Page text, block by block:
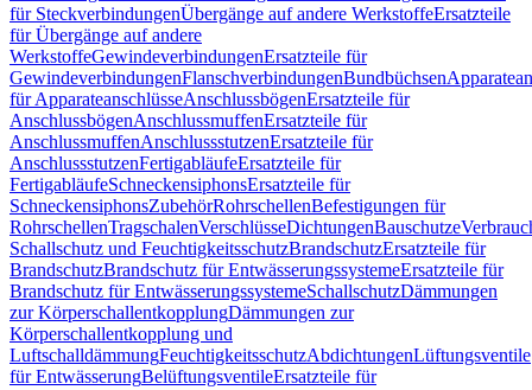
für SteckverbindungenÜbergänge auf andere WerkstoffeErsatzteile
für Übergänge auf andere
WerkstoffeGewindeverbindungenErsatzteile für
GewindeverbindungenFlanschverbindungenBundbüchsen
für ApparateanschlüsseAnschlussbögenErsatzteile für
AnschlussbögenAnschlussmuffenErsatzteile für
AnschlussmuffenAnschlussstutzenErsatzteile für
AnschlussstutzenFertigabläufeErsatzteile für
FertigabläufeSchneckensiphonsErsatzteile für
SchneckensiphonsZubehörRohrschellenBefestigungen für
RohrschellenTragschalenVerschlüsseDichtungenBauschutze
Schallschutz und FeuchtigkeitsschutzBrandschutzErsatzteile für
BrandschutzBrandschutz für EntwässerungssystemeErsatzteile für
Brandschutz für EntwässerungssystemeSchallschutzDämmungen
zur KörperschallentkopplungDämmungen zur
Körperschallentkopplung und
LuftschalldämmungFeuchtigkeitsschutzAbdichtungenLüftungsventile
für EntwässerungBelüftungsventileErsatzteile für